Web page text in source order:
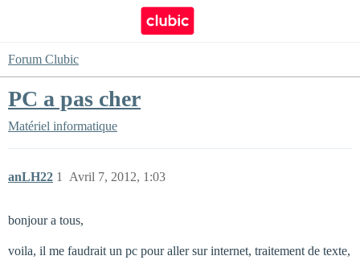
Forum Clubic
PC a pas cher
Matériel informatique
anLH22 Avril 7, 2012, 1:03
1
bonjour a tous,
voila, il me faudrait un pc pour aller sur internet, traitement de texte,